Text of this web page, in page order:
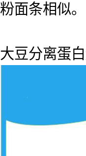
粉面条相似。
大豆分离蛋